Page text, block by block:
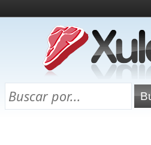
¿Qué es esto?
Directorio
Chuletas para exámenes